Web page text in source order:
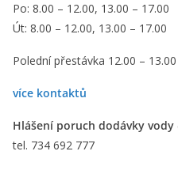
Po: 8.00 – 12.00, 13.00 – 17.00
Út: 8.00 – 12.00, 13.00 – 17.00
Polední přestávka 12.00 –
více kontaktů
Hlášení poruch dodávky vody
tel. 734 692 777